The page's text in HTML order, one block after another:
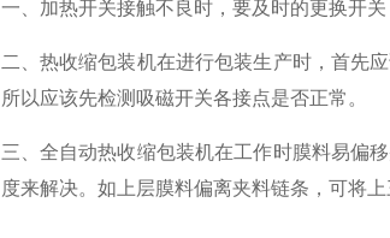
一、加热开关接触不良时，要及时的更换开
二、热收缩包装机在进行包装生产时，首先
所以应该先检测吸磁开关各接点是否正常。
三、全自动热收缩包装机在工作时膜料易偏
度来解决。如上层膜料偏离夹料链条，可将